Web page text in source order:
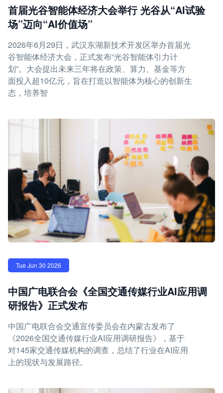
首届光谷智能体经济大会举行 光谷从“AI试验
场”迈向“AI价值场”
2026年6月29日，武汉东湖新技术开发区举办首届光
谷智能体经济大会，正式发布“光谷智能体引力计
划”。大会提出未来三年将在政策、算力、基金等方
面投入超10亿元，旨在打造以智能体为核心的创新生
态，培养智
Tue Jun 30 2026
中国广电联合会《全国交通传媒行业AI应用调
研报告》正式发布
中国广电联合会交通宣传委员会在内蒙古发布了
《2026全国交通传媒行业AI应用调研报告》，基于
对145家交通传媒机构的调查，总结了行业在AI应用
上的现状与发展路径。